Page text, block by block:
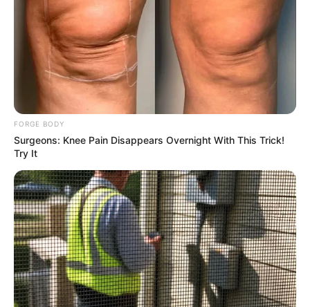
The Monster Snake That Makes Anacondas Look
BRAINBERRIES
Why this ordinary drink is the secret to feeling your
best every day
FORGE BODY
Surgeons: Knee Pain Disappears Overnight With This Trick!
Try It